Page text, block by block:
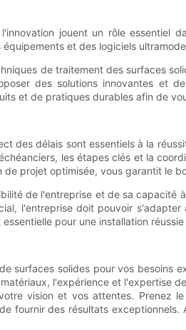
jouent un rôle essentiel
et des logiciels
de traitement des surfaces
des solutions innovantes et
et de pratiques durables afin de
des délais sont essentiels à la
les étapes clés et la
projet optimisée, vous garantit le
de l'entreprise et de sa
l'entreprise doit pouvoir
pour une installation
surfaces solides pour vos
l'expérience et l'expertise
vision et vos attentes. Prenez
fournir des résultats